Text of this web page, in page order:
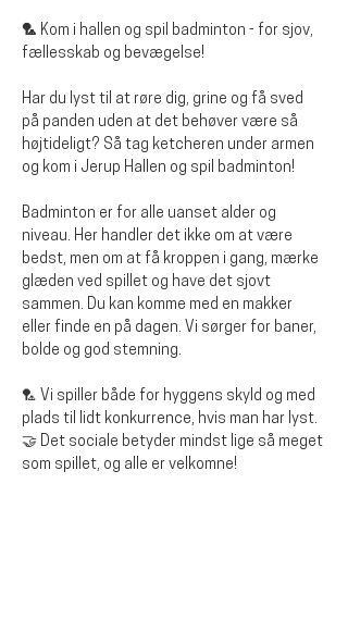
🏸 Kom i hallen og spil badminton - for sjov,
fællesskab og bevægelse!
Har du lyst til at røre dig, grine og få sved
på panden uden at det behøver være så
højtideligt? Så tag ketcheren under armen
og kom i Jerup Hallen og spil badminton!
Badminton er for alle uanset alder og
niveau. Her handler det ikke om at være
bedst, men om at få kroppen i gang, mærke
glæden ved spillet og have det sjovt
sammen. Du kan komme med en makker
eller finde en på dagen. Vi sørger for baner,
bolde og god stemning.
🏸 Vi spiller både for hyggens skyld og med
plads til lidt konkurrence, hvis man har lyst.
🤝 Det sociale betyder mindst lige så meget
som spillet, og alle er velkomne!